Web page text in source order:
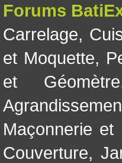
Forums
Carrelage,
et Moquette,
et Géomètre
Maçonnerie et
Couverture,